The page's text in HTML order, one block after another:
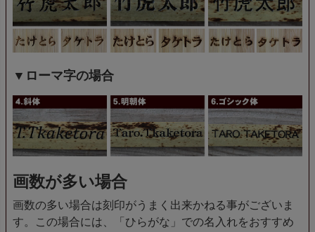
▼ローマ字の場合
画数が多い場合
画数の多い場合は刻印がうまく出来かねる事がございま
す。この場合には、「ひらがな」での名入れをおすすめ